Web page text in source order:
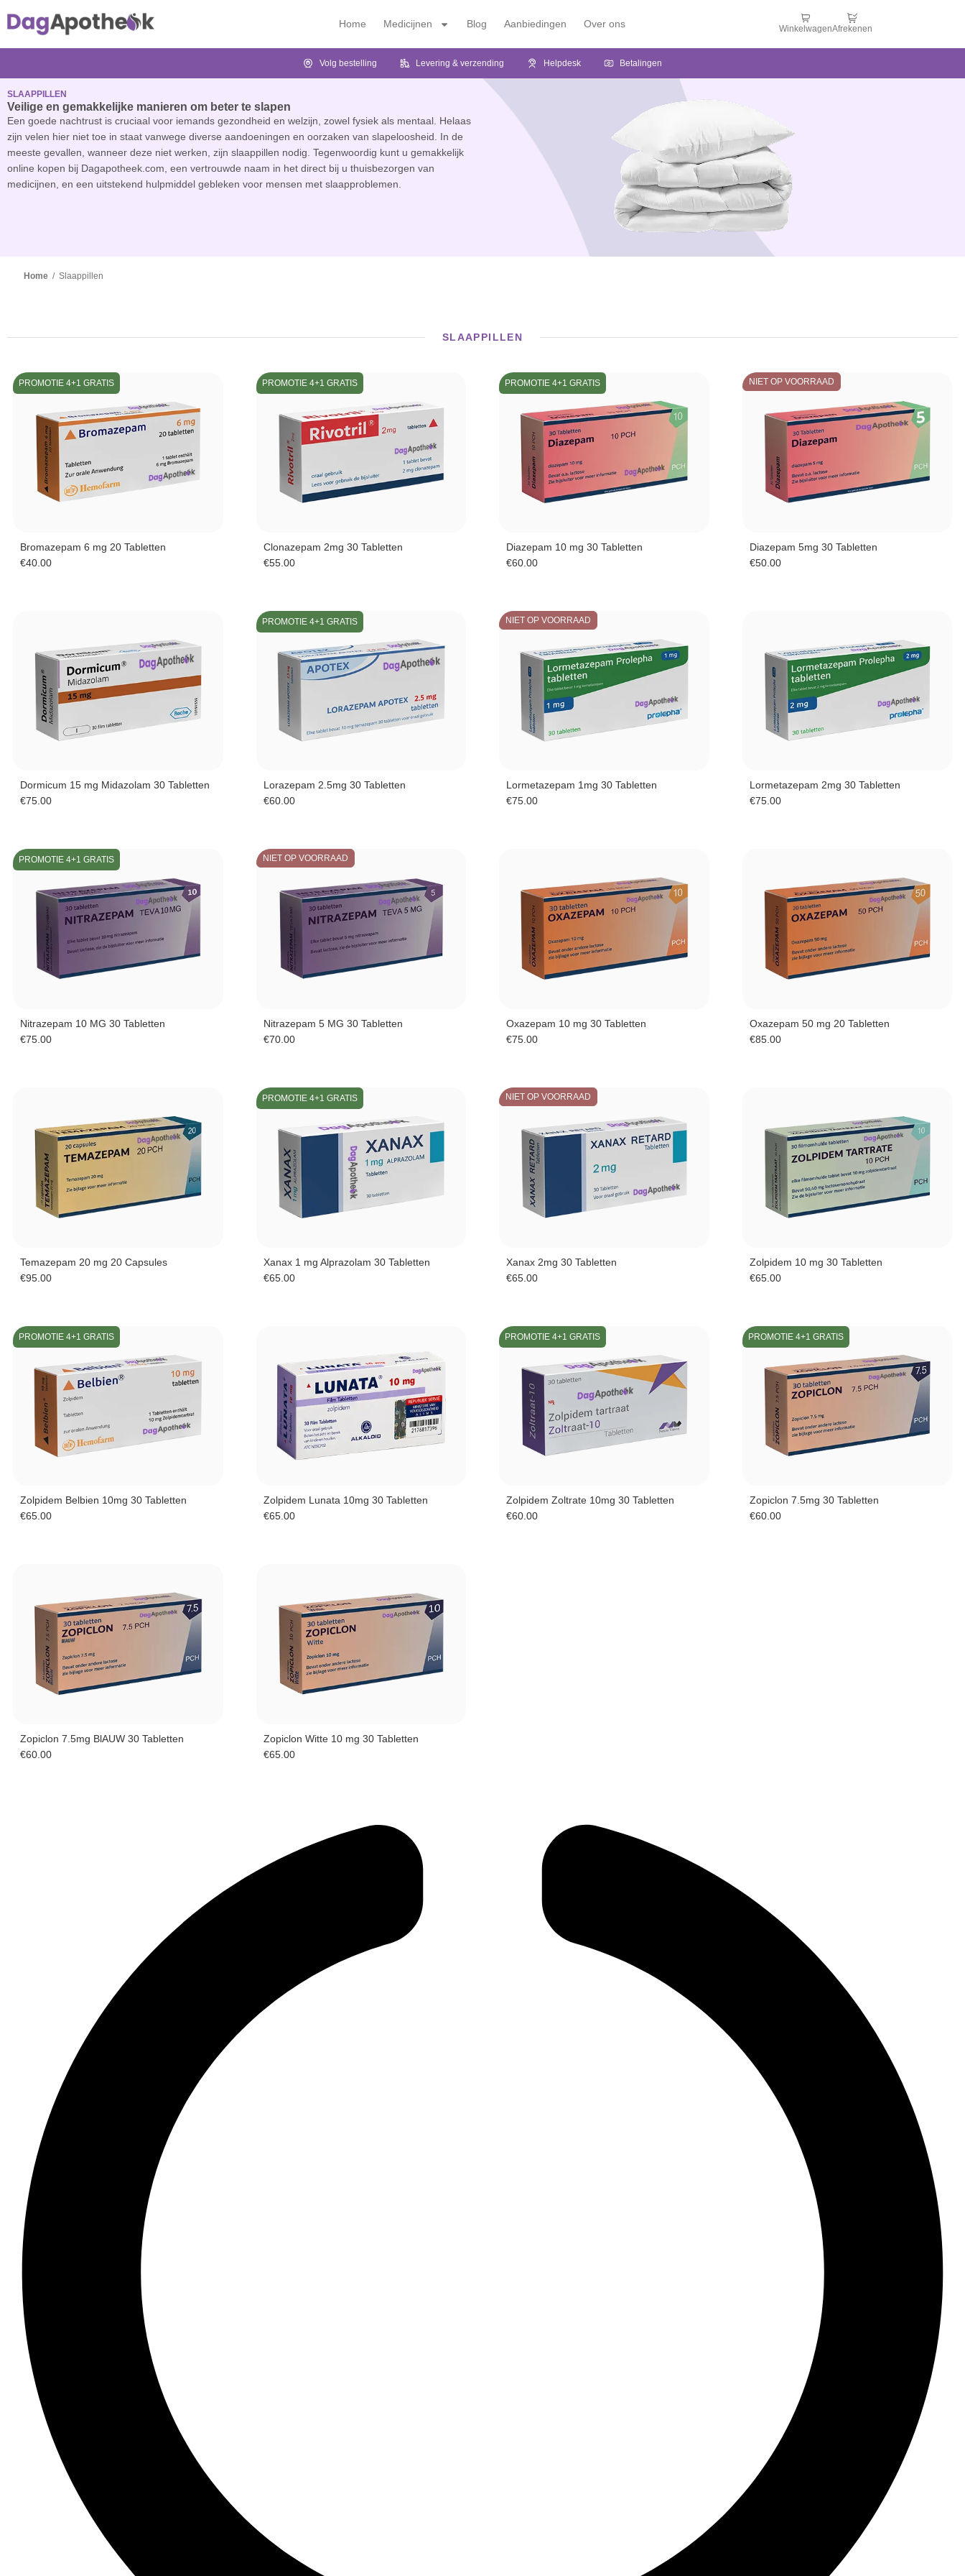
Home Medicijnen Blog Aanbiedingen Over ons WinkelwagenAfrekenen
Volg bestelling Levering & verzending Helpdesk Betalingen
SLAAPPILLEN
Veilige en gemakkelijke manieren om beter te slapen
Een goede nachtrust is cruciaal voor iemands gezondheid en welzijn, zowel fysiek als mentaal. Helaas
zijn velen hier niet toe in staat vanwege diverse aandoeningen en oorzaken van slapeloosheid. In de
meeste gevallen, wanneer deze niet werken, zijn slaappillen nodig. Tegenwoordig kunt u gemakkelijk
online kopen bij Dagapotheek .com , een vertrouwde naam in het direct bij u thuisbezorgen van
medicijnen, en een uitstekend hulpmiddel gebleken voor mensen met slaapproblemen.
Home / Slaappillen
SLAAPPILLEN
PROMOTIE 4+1 GRATIS
Bromazepam 6 mg 20 Tabletten
€40.00
PROMOTIE 4+1 GRATIS
Clonazepam 2mg 30 Tabletten
€55.00
PROMOTIE 4+1 GRATIS
Diazepam 10 mg 30 Tabletten
€60.00
NIET OP VOORRAAD
Diazepam 5mg 30 Tabletten
€50.00
Dormicum 15 mg Midazolam 30 Tabletten
€75.00
PROMOTIE 4+1 GRATIS
Lorazepam 2.5mg 30 Tabletten
€60.00
NIET OP VOORRAAD
Lormetazepam 1mg 30 Tabletten
€75.00
Lormetazepam 2mg 30 Tabletten
€75.00
PROMOTIE 4+1 GRATIS
Nitrazepam 10 MG 30 Tabletten
€75.00
NIET OP VOORRAAD
Nitrazepam 5 MG 30 Tabletten
€70.00
Oxazepam 10 mg 30 Tabletten
€75.00
Oxazepam 50 mg 20 Tabletten
€85.00
Temazepam 20 mg 20 Capsules
€95.00
PROMOTIE 4+1 GRATIS
Xanax 1 mg Alprazolam 30 Tabletten
€65.00
NIET OP VOORRAAD
Xanax 2mg 30 Tabletten
€65.00
Zolpidem 10 mg 30 Tabletten
€65.00
PROMOTIE 4+1 GRATIS
Zolpidem Belbien 10mg 30 Tabletten
€65.00
Zolpidem Lunata 10mg 30 Tabletten
€65.00
PROMOTIE 4+1 GRATIS
Zolpidem Zoltrate 10mg 30 Tabletten
€60.00
PROMOTIE 4+1 GRATIS
Zopiclon 7.5mg 30 Tabletten
€60.00
Zopiclon 7.5mg BlAUW 30 Tabletten
€60.00
Zopiclon Witte 10 mg 30 Tabletten
€65.00